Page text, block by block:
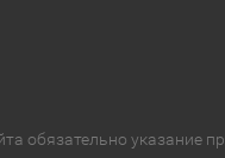
обязательно указание